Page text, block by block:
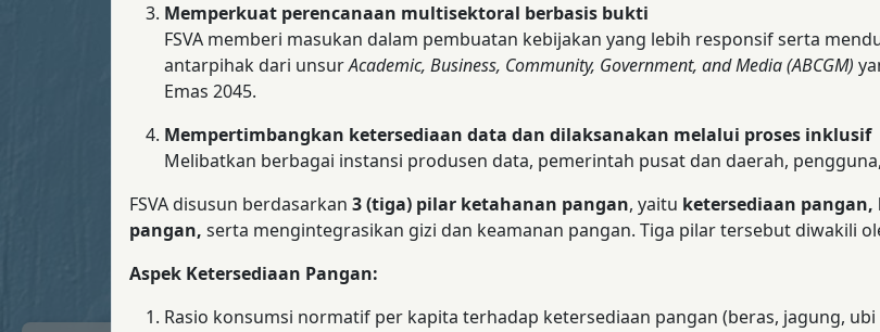
Memperkuat perencanaan multisektoral berbasis bukti
FSVA memberi masukan dalam pembuatan kebijakan yang lebih responsif serta
antarpihak dari unsurAcademic, Business, Community, Government, and Media (ABCGM)
Emas 2045.
Mempertimbangkan ketersediaan data dan dilaksanakan melalui proses inklusif
Melibatkan berbagai instansi produsen data, pemerintah pusat dan daerah,
FSVA disusun berdasarkan 3 (tiga) pilar ketahanan pangan, yaitu ketersediaan
pangan, serta mengintegrasikan gizi dan keamanan pangan. Tiga pilar tersebut diwakili
Aspek Ketersediaan Pangan:
Rasio konsumsi normatif per kapita terhadap ketersediaan pangan (beras, jagung, ubi